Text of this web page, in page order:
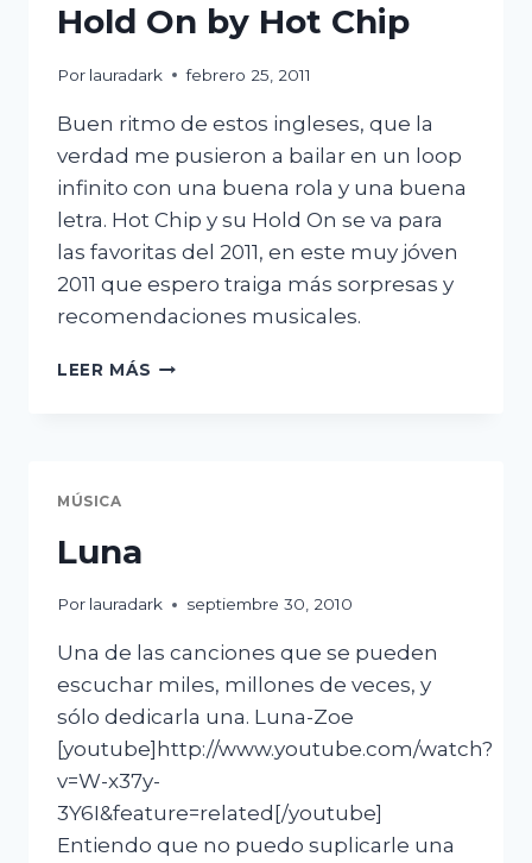
Hold On by Hot Chip
Por lauradark febrero 25, 2011
Buen ritmo de estos ingleses, que la
verdad me pusieron a bailar en un loop
infinito con una buena rola y una buena
letra. Hot Chip y su Hold On se va para
las favoritas del 2011, en este muy jóven
2011 que espero traiga más sorpresas y
recomendaciones musicales.
LEER MÁS HOLD
MÚSICA
Luna
Por lauradark septiembre 30, 2010
Una de las canciones que se pueden
escuchar miles, millones de veces, y
sólo dedicarla una. Luna-Zoe
[youtube]http://www.youtube.com/watch?
v=W-x37y-
3Y6I&feature=related[/youtube]
Entiendo que no puedo suplicarle una